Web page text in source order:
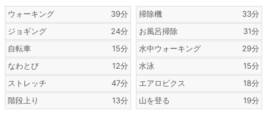
ウォーキング
39分
ジョギング
24分
自転車
15分
なわとび
12分
ストレッチ
47分
階段上り
13分
掃除機
33分
お風呂掃除
31分
水中ウォーキング
29分
水泳
15分
エアロビクス
18分
山を登る
19分